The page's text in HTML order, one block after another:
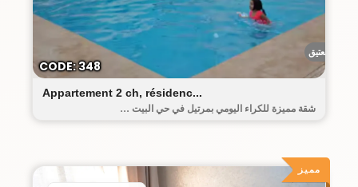
البيت العتيق
Appartement 2 ch, résidenc...
شقة مميزة للكراء اليومي بمرتيل في حي البيت ...
CODE: 348
مميز